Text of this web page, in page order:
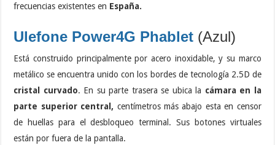
frecuencias existentes en España.
Ulefone Power4G Phablet (Azul)
Está construido principalmente por acero inoxidable, y su marco
metálico se encuentra unido con los bordes de tecnología 2.5D de
cristal curvado. En su parte trasera se ubica la cámara en la
parte superior central, centímetros más abajo esta en censor
de huellas para el desbloqueo terminal. Sus botones virtuales
están por fuera de la pantalla.